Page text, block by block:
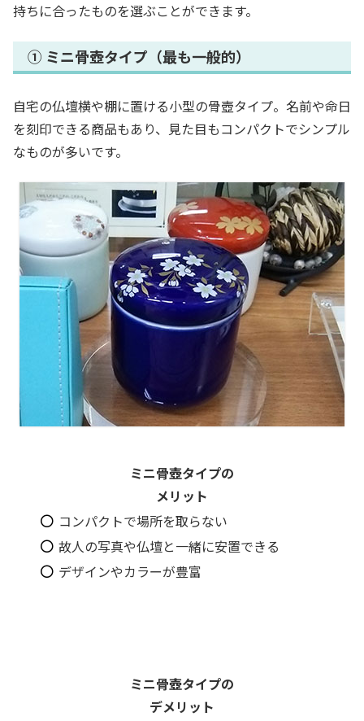
持ちに合ったものを選ぶことができます。
① ミニ骨壺タイプ（最も一般的）
自宅の仏壇横や棚に置ける小型の骨壺タイプ。名前や命日
を刻印できる商品もあり、見た目もコンパクトでシンプル
なものが多いです。
ミニ骨壺タイプの
メリット
コンパクトで場所を取らない
故人の写真や仏壇と一緒に安置できる
デザインやカラーが豊富
ミニ骨壺タイプの
デメリット